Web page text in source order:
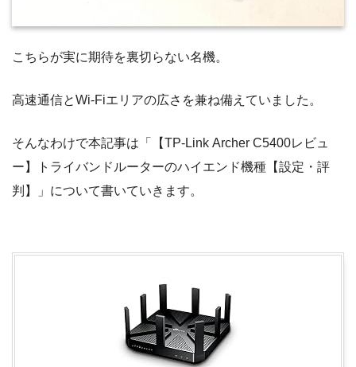
こちらが実に期待を裏切らない名機。
高速通信とWi-Fiエリアの広さを兼ね備えていました。
そんなわけで本記事は「【TP-Link Archer C5400レビュ
ー】トライバンドルーターのハイエンド機種【設定・評
判】」について書いていきます。